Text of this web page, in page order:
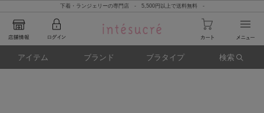
下着・ランジェリーの専門店 - 5,500円以上で送料無料 -
アイテム ブランド ブラタイプ 検索